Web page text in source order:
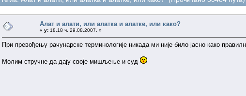
Алат и алати, или алатка и алатке, или како?
« у: 18.18 ч. 29.08.2007. »
При превођењу рачунарске терминологије никада ми није било јасно како
Молим стручне да дају своје мишљење и суд